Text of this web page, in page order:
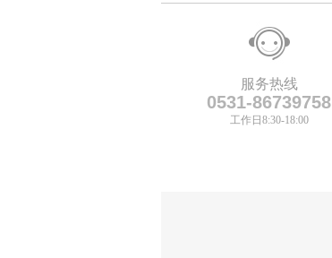
服务热线
0531-86739758
工作日8:30-18:00